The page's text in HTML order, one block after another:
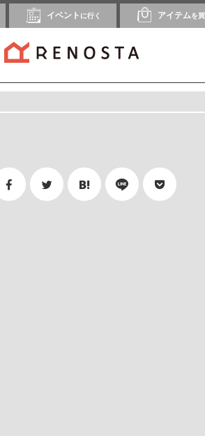
イベント に行く アイテムを